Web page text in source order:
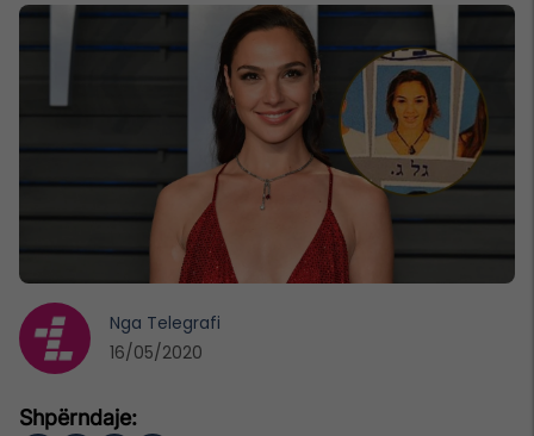
Nga Telegrafi
16/05/2020